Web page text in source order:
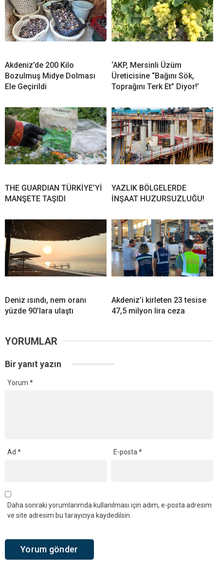
Akdeniz’de 200 Kilo
Bozulmuş Midye Dolması
Ele Geçirildi
‘AKP, Mersinli Üzüm
Üreticisine “Bağını Sök,
Toprağını Terk Et” Diyor!’
THE GUARDIAN TÜRKİYE’Yİ
MANŞETE TAŞIDI
YAZLIK BÖLGELERDE
İNŞAAT HUZURSUZLUĞU!
Deniz ısındı, nem oranı
yüzde 90’lara ulaştı
Akdeniz’i kirleten 23 tesise
47,5 milyon lira ceza
YORUMLAR
Bir yanıt yazın
Yorum *
Ad * E-posta*
Daha sonraki yorumlarımda kullanılması için adım, e-posta adresim
ve site adresim bu tarayıcıya kaydedilsin.